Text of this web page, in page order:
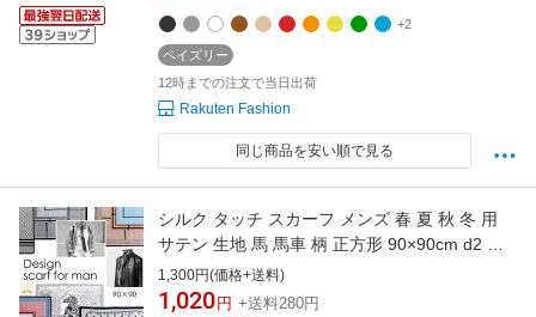
+2
ペイズリー
12時までの注文で当日出荷
Rakuten Fashion
同じ商品を安い順で見る
シルク タッチ スカーフ メンズ 春 夏 秋 冬 用
サテン 生地 馬 馬車 柄 正方形 90×90cm d2 プ
レゼント ギフト 夏用ストール uv 接触冷感 日
焼け対策 首 uvカット冷房対策ラッピング不可
1,300円(価格+送料)
1,020 円 +送料280円